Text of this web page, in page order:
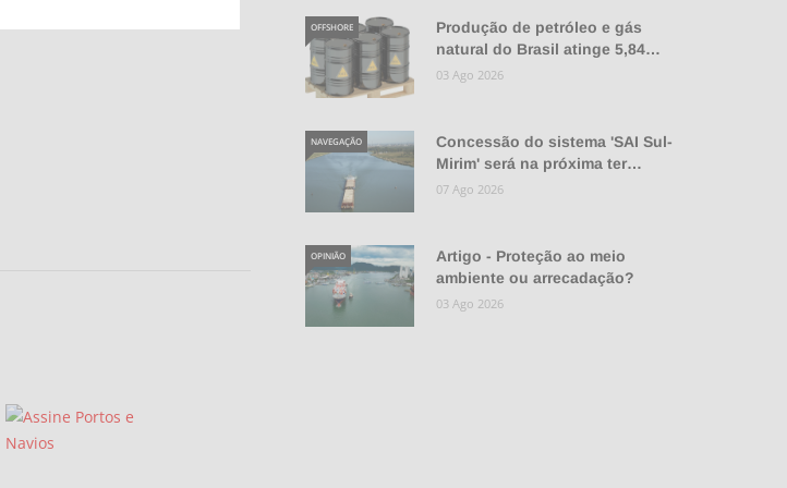
Produção de petróleo e gás
natural do Brasil atinge 5,84…
OFFSHORE
03 Ago 2026
Concessão do sistema 'SAI Sul-
Mirim' será na próxima ter…
NAVEGAÇÃO
07 Ago 2026
Artigo - Proteção ao meio
ambiente ou arrecadação?
OPINIÃO
03 Ago 2026